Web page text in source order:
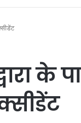
के